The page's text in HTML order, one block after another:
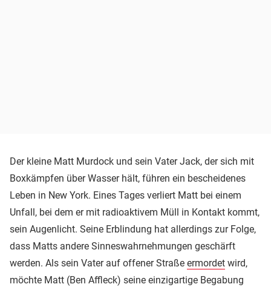
Der kleine Matt Murdock und sein Vater Jack, der sich mit
Boxkämpfen über Wasser hält, führen ein bescheidenes
Leben in New York. Eines Tages verliert Matt bei einem
Unfall, bei dem er mit radioaktivem Müll in Kontakt kommt,
sein Augenlicht. Seine Erblindung hat allerdings zur Folge,
dass Matts andere Sinneswahrnehmungen geschärft
werden. Als sein Vater auf offener Straße ermordet wird,
möchte Matt (Ben Affleck) seine einzigartige Begabung